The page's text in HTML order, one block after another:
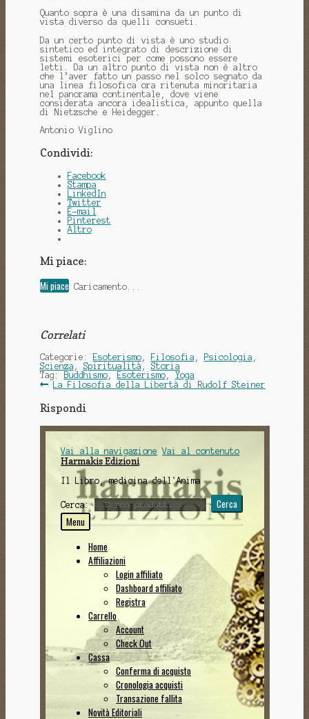
Quanto sopra è una disamina da un punto di
vista diverso da quelli consueti.
Da un certo punto di vista è uno studio
sintetico ed integrato di descrizione di
sistemi esoterici per come possono essere
letti. Da un altro punto di vista non è altro
che l’aver fatto un passo nel solco segnato da
una linea filosofica ora ritenuta minoritaria
nel panorama continentale, dove viene
considerata ancora idealistica, appunto quella
di Nietzsche e Heidegger.
Antonio Viglino
Condividi:
Facebook
Stampa
LinkedIn
Twitter
E-mail
Pinterest
Altro
Mi piace:
Mi piace Caricamento...
Correlati
Categorie: Esoterismo, Filosofia Psicologia
Scienza
Spiritualità
Storia
Tag:
Buddhismo, Esoterismo, Yoga
Navigazione
articoli
Articolo
precedente:
La Filosofia della Libertà di Rudolf Steiner
Rispondi